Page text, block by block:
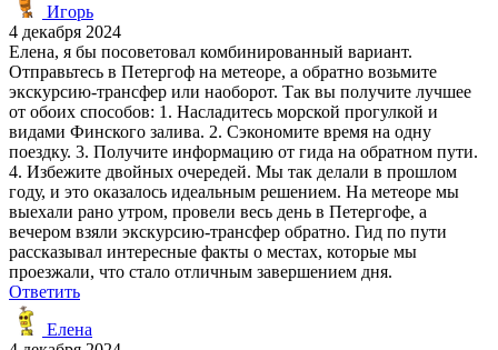
Игорь
4 декабря 2024
Елена, я бы посоветовал комбинированный вариант.
Отправьтесь в Петергоф на метеоре, а обратно возьмите
экскурсию-трансфер или наоборот. Так вы получите лучшее
от обоих способов: 1. Насладитесь морской прогулкой и
видами Финского залива. 2. Сэкономите время на одну
поездку. 3. Получите информацию от гида на обратном пути.
4. Избежите двойных очередей. Мы так делали в прошлом
году, и это оказалось идеальным решением. На метеоре мы
выехали рано утром, провели весь день в Петергофе, а
вечером взяли экскурсию-трансфер обратно. Гид по пути
рассказывал интересные факты о местах, которые мы
проезжали, что стало отличным завершением дня.
Ответить
Елена